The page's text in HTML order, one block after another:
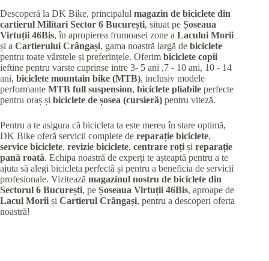
Descoperă la DK Bike, principalul magazin de biciclete din
cartierul Militari Sector 6 București, situat pe Șoseaua
Virtuții 46Bis, în apropierea frumoasei zone a Lacului Morii
și a Cartierului Crângași, gama noastră largă de biciclete
pentru toate vârstele și preferințele. Oferim biciclete copii
ieftine pentru varste cuprinse intre 3- 5 ani ,7 - 10 ani, 10 - 14
ani, biciclete mountain bike (MTB), inclusiv modele
performante MTB full suspension, biciclete pliabile perfecte
pentru oraș și biciclete de șosea (cursieră) pentru viteză.
Pentru a te asigura că bicicleta ta este mereu în stare optimă,
DK Bike oferă servicii complete de reparație biciclete,
service biciclete, revizie biciclete, centrare roți și reparație
pană roată. Echipa noastră de experți te așteaptă pentru a te
ajuta să alegi bicicleta perfectă și pentru a beneficia de servicii
profesionale. Vizitează magazinul nostru de biciclete din
Sectorul 6 București, pe Șoseaua Virtuții 46Bis, aproape de
Lacul Morii și Cartierul Crângași, pentru a descoperi oferta
noastră!